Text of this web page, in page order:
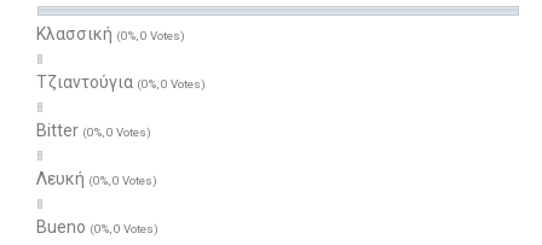
Κλασσική (0%, 0 Votes)
Τζιαντούγια (0%, 0 Votes)
Bitter (0%, 0 Votes)
Λευκή (0%, 0 Votes)
Bueno (0%, 0 Votes)